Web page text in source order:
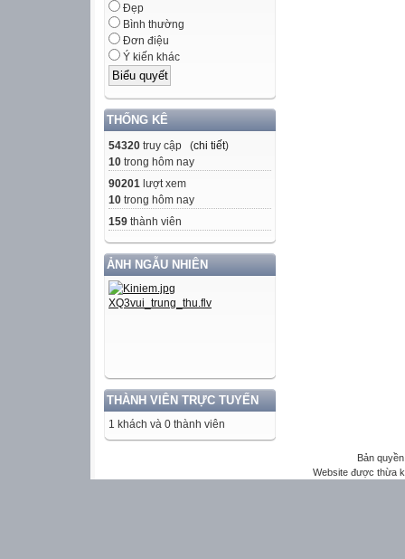
Đẹp
Bình thường
Đơn điệu
Ý kiến khác
THỐNG KÊ
54320 truy cập (chi tiết)
10 trong hôm nay
90201 lượt xem
10 trong hôm nay
159 thành viên
ẢNH NGẪU NHIÊN
THÀNH VIÊN TRỰC TUYẾN
1 khách và 0 thành viên
Bản
Website được thừa